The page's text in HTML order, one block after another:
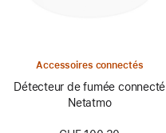
Accessoires connectés
Détecteur de fumée connecté
Netatmo